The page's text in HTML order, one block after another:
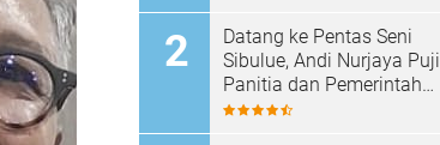
Datang ke Pentas Seni
Sibulue, Andi Nurjaya Puji
Panitia dan Pemerintah
Kecamatan